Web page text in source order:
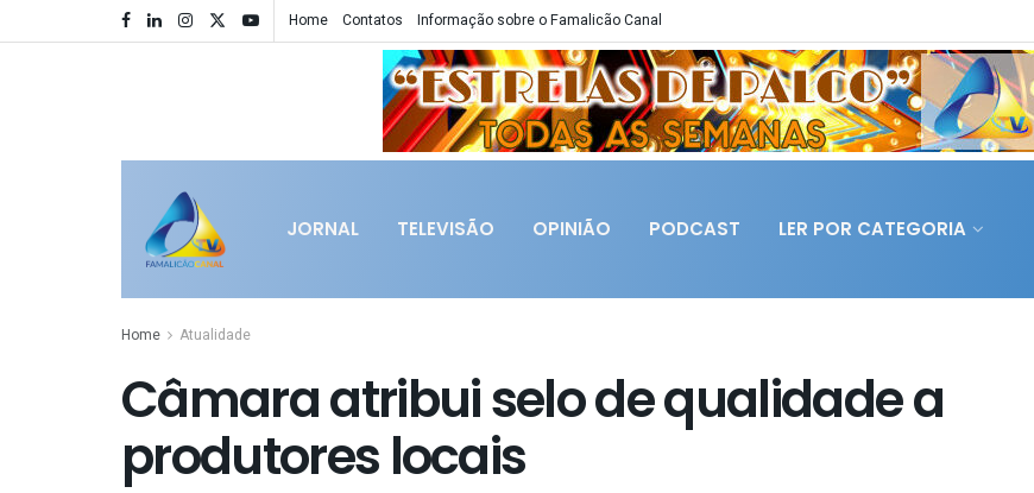
Home Contatos Informação sobre o Famalicão Canal
JORNAL TELEVISÃO OPINIÃO PODCAST LER POR CATEGORIA
Home Atualidade
Câmara atribui selo de qualidade a
produtores locais